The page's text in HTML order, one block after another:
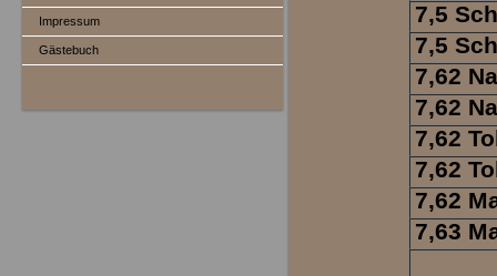
Impressum
Gästebuch
7,5
7,5
7,62
7,62
7,62
7,62
7,62
7,63